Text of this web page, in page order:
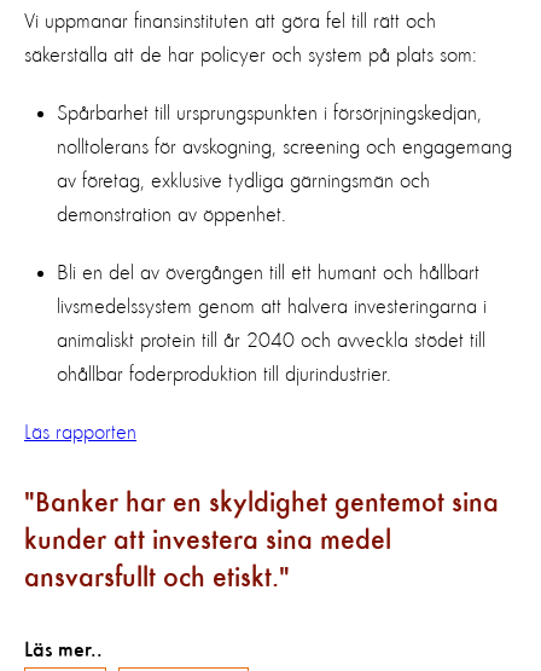
Vi uppmanar finansinstituten att göra fel till rätt och
säkerställa att de har policyer och system på plats som:
Spårbarhet till ursprungspunkten i försörjningskedjan,
nolltolerans för avskogning, screening och engagemang
av företag, exklusive tydliga gärningsmän och
demonstration av öppenhet.
Bli en del av övergången till ett humant och hållbart
livsmedelssystem genom att halvera investeringarna i
animaliskt protein till år 2040 och avveckla stödet till
ohållbar foderproduktion till djurindustrier.
Läs rapporten
Banker har en skyldighet gentemot sina
kunder att investera sina medel
ansvarsfullt och etiskt.
Läs mer..